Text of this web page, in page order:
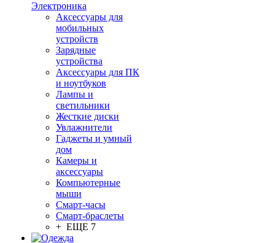
Электроника
Аксессуары для
мобильных
устройств
Зарядные
устройства
Аксессуары для ПК
и ноутбуков
Лампы и
светильники
Жесткие диски
Увлажнители
Гаджеты и умный
дом
Камеры и
аксессуары
Компьютерные
мыши
Смарт-часы
Смарт-браслеты
+ ЕЩЕ 7